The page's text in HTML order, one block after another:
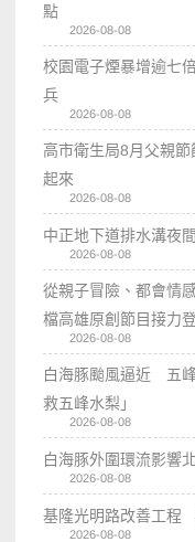
點
2026-08-08
校園電子煙暴增逾七
兵
2026-08-08
高市衛生局8月父親
起來
2026-08-08
中正地下道排水溝夜
2026-08-08
從親子冒險、都會情
檔高雄原創節目接力
2026-08-08
白海豚颱風逼近 五
救五峰水梨」
2026-08-08
白海豚外圍環流影響
2026-08-08
基隆光明路改善工程
2026-08-08